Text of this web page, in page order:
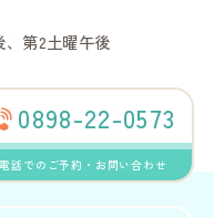
、第2土曜午後
0898-22-0573
電話でのご予約・お問い合わせ